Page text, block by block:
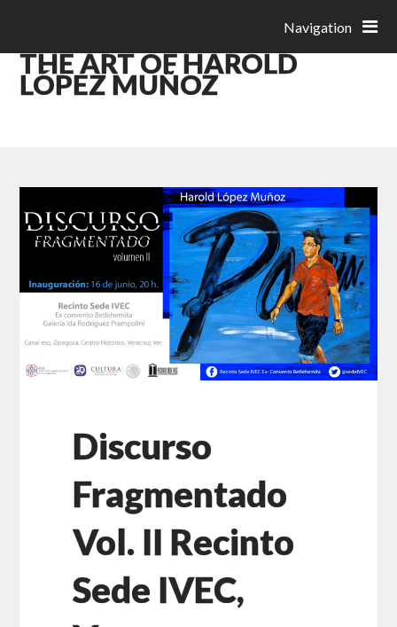
THE ART OF HAROLD
LÓPEZ MUÑOZ
Navigation
Discurso
Fragmentado
Vol. II Recinto
Sede IVEC,